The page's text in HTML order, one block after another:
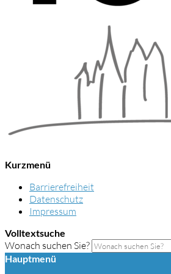
Kurzmenü
Barrierefreiheit
Datenschutz
Impressum
Volltextsuche
Wonach suchen Sie?
Hauptmenü